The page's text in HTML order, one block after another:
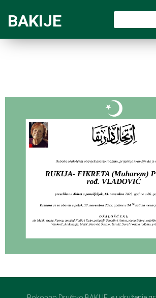
BAKIJE